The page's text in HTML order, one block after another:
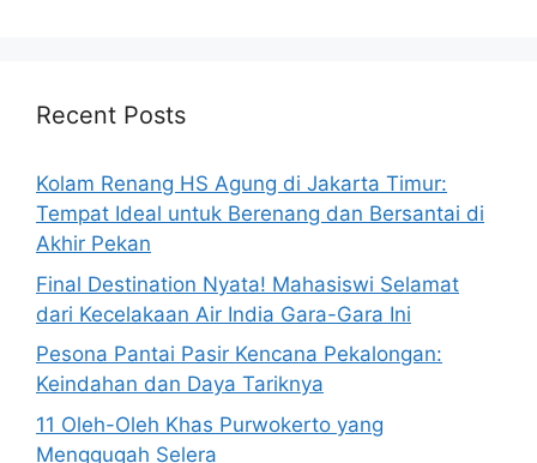
Recent Posts
Kolam Renang HS Agung di Jakarta Timur:
Tempat Ideal untuk Berenang dan Bersantai di
Akhir Pekan
Final Destination Nyata! Mahasiswi Selamat
dari Kecelakaan Air India Gara-Gara Ini
Pesona Pantai Pasir Kencana Pekalongan:
Keindahan dan Daya Tariknya
11 Oleh-Oleh Khas Purwokerto yang
Menggugah Selera